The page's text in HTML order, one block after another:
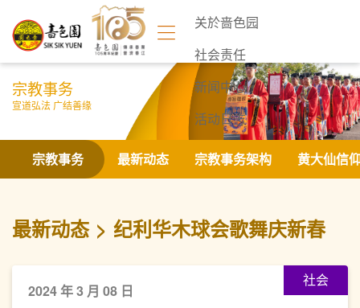
关於啬色园
社会责任
新闻中心
活动日志
联络我们
宗教事务
宣道弘法 广结善缘
宗教事务 最新动态 宗教事务架构 黄大仙信
最新动态 纪利华木球会歌舞庆新春
社会
2024 年 3 月 08 日